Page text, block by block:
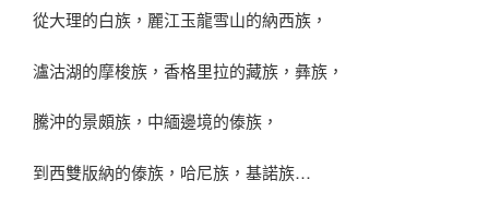
從大理的白族，麗江玉龍雪山的納西族，
瀘沽湖的摩梭族，香格里拉的藏族，彝族，
騰沖的景頗族，中緬邊境的傣族，
到西雙版納的傣族，哈尼族，基諾族…